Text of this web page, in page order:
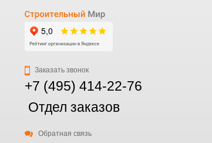
Заказать звонок
+7 (495) 414-22-76
Отдел заказов
Обратная связь